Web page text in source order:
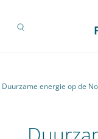
Duurzame energie op de